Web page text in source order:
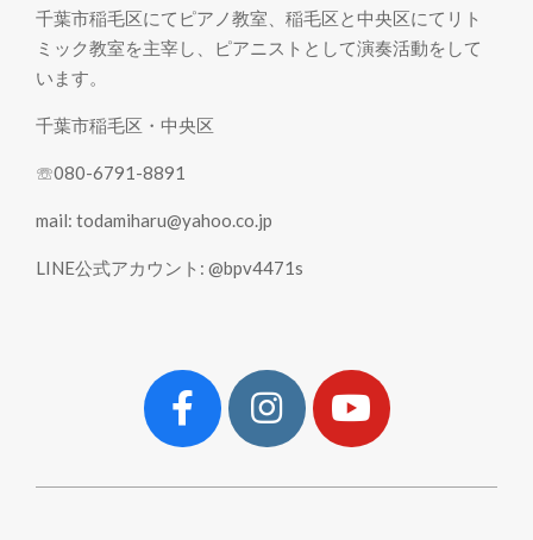
千葉市稲毛区にてピアノ教室、稲毛区と中央区にてリト
ミック教室を主宰し、ピアニストとして演奏活動をして
います。
千葉市稲毛区・中央区
☏080-6791-8891
mail: todamiharu@yahoo.co.jp
LINE公式アカウント: @bpv4471s